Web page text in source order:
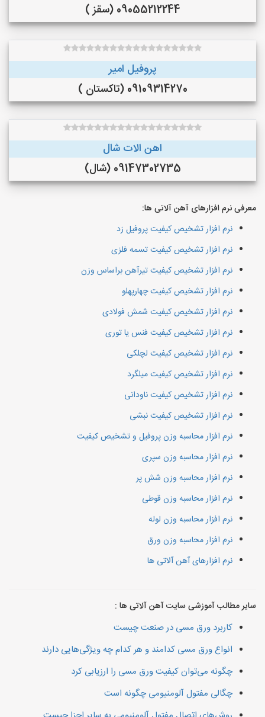
09055212244 (سقز )
پروفیل امیر
09109314270 (تاکستان )
اهن الات شال
09147302735 (شال)
معرفی نرم افزارهای آهن آلاتی ها:
نرم افزار تشخیص کیفیت پروفیل زد
نرم افزار تشخیص کیفیت تسمه فلزی
نرم افزار تشخیص کیفیت تیرآهن براساس وزن
نرم افزار تشخیص کیفیت چهارپهلو
نرم افزار تشخیص کیفیت شمش فولادی
نرم افزار تشخیص کیفیت فنس یا توری
نرم افزار تشخیص کیفیت لچلکی
نرم افزار تشخیص کیفیت میلگرد
نرم افزار تشخیص کیفیت ناودانی
نرم افزار تشخیص کیفیت نبشی
نرم افزار محاسبه وزن پروفیل و تشخیص کیفیت
نرم افزار محاسبه وزن سپری
نرم افزار محاسبه وزن شش پر
نرم افزار محاسبه وزن قوطی
نرم افزار محاسبه وزن لوله
نرم افزار محاسبه وزن ورق
نرم افزارهای آهن آلاتی ها
سایر مطالب آموزشی سایت آهن آلاتی ها :
کاربرد ورق مسی در صنعت چیست
انواع ورق مسی کدامند و هر کدام چه ویژگی‌هایی دارند
چگونه می‌توان کیفیت ورق مسی را ارزیابی کرد
چگالی مفتول آلومنیومی چگونه است